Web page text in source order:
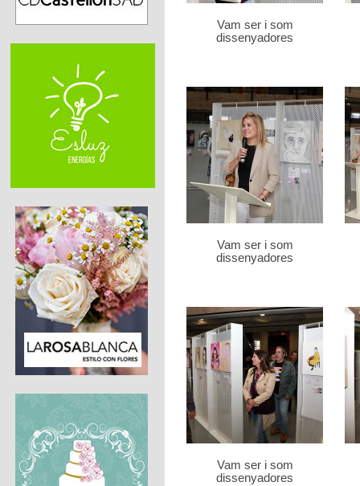
Vam ser i som
dissenyadores
Vam ser i som
dissenyadores
Vam ser i som
dissenyadores